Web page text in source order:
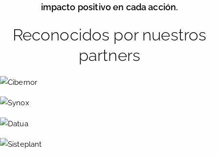
impacto positivo en cada acción.
Reconocidos por nuestros
partners